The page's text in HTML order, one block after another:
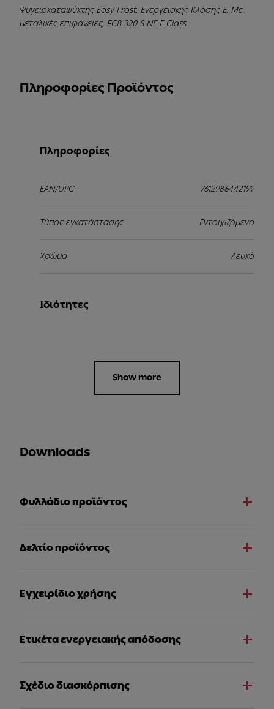
Ψυγειοκαταψύκτης Easy Frost, Ενεργειακής Κλάσης E, Με
μεταλικές επιφάνειες, FCB 320 S NE E Class
Πληροφορίες Προϊόντος
Πληροφορίες
EAN/UPC 7612986442199
Τύπος εγκατάστασης Εντοιχιζόμενο
Χρώμα Λευκό
Ιδιότητες
Show more
Downloads
Φυλλάδιο προϊόντος
Δελτίο προϊόντος
Εγχειρίδιο χρήσης
Ετικέτα ενεργειακής απόδοσης
Σχέδιο διασκόρπισης